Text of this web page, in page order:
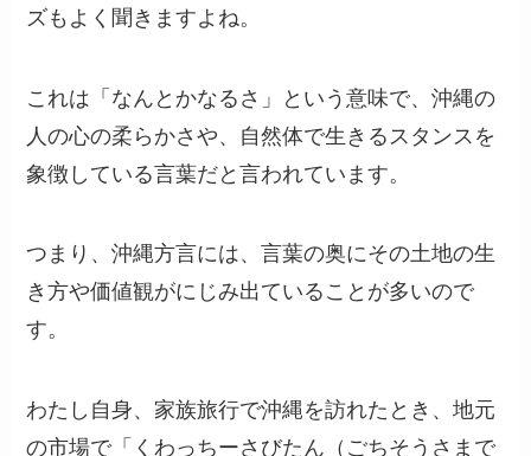
ズもよく聞きますよね。
これは「なんとかなるさ」という意味で、沖縄の
人の心の柔らかさや、自然体で生きるスタンスを
象徴している言葉だと言われています。
つまり、沖縄方言には、言葉の奥にその土地の生
き方や価値観がにじみ出ていることが多いので
す。
わたし自身、家族旅行で沖縄を訪れたとき、地元
の市場で「くわっちーさびたん（ごちそうさまで